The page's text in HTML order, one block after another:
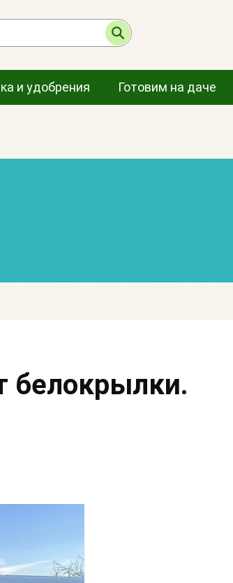
и удобрения Готовим на даче
белокрылки.